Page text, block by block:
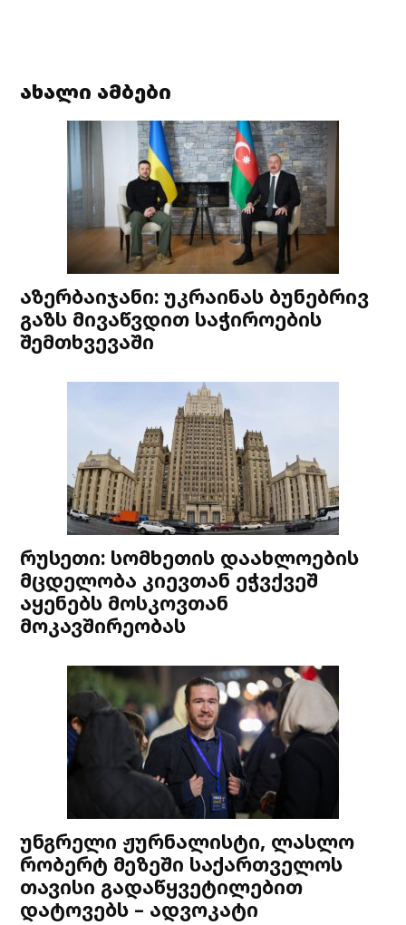
ახალი ამბები
აზერბაიჯანი: უკრაინას ბუნებრივ
გაზს მივაწვდით საჭიროების
შემთხვევაში
რუსეთი: სომხეთის დაახლოების
მცდელობა კიევთან ეჭვქვეშ
აყენებს მოსკოვთან
მოკავშირეობას
უნგრელი ჟურნალისტი, ლასლო
რობერტ მეზეში საქართველოს
თავისი გადაწყვეტილებით
დატოვებს – ადვოკატი